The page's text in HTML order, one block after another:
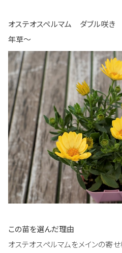
オステオスペルマム ダブル咲
年草～
この苗を選んだ理由
オステオスペルマムをメインの寄